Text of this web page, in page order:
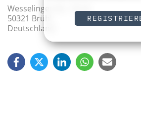
Wesselinger Str. 10-16
50321 Brühl
Deutschland